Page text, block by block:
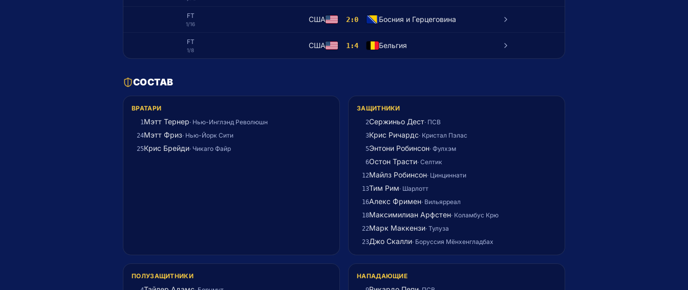
FT
1/16
США 2:0 Босния и Герцеговина
FT
1/8
США 1:4 Бельгия
СОСТАВ
ВРАТАРИ
1Мэтт Тернер· Нью-Инглэнд Революшн
24Мэтт Фриз· Нью-Йорк Сити
25Крис Брейди· Чикаго Файр
ЗАЩИТНИКИ
2Сержиньо Дест· ПСВ
3Крис Ричардс· Кристал Пэлас
5Энтони Робинсон· Фулхэм
6Остон Трасти· Селтик
12Майлз Робинсон· Цинциннати
13Тим Рим· Шарлотт
16Алекс Фримен· Вильярреал
18Максимилиан Арфстен· Коламбус Крю
22Марк Маккензи· Тулуза
23Джо Скалли· Боруссия Мёнхенгладбах
ПОЛУЗАЩИТНИКИ НАПАДАЮЩИЕ